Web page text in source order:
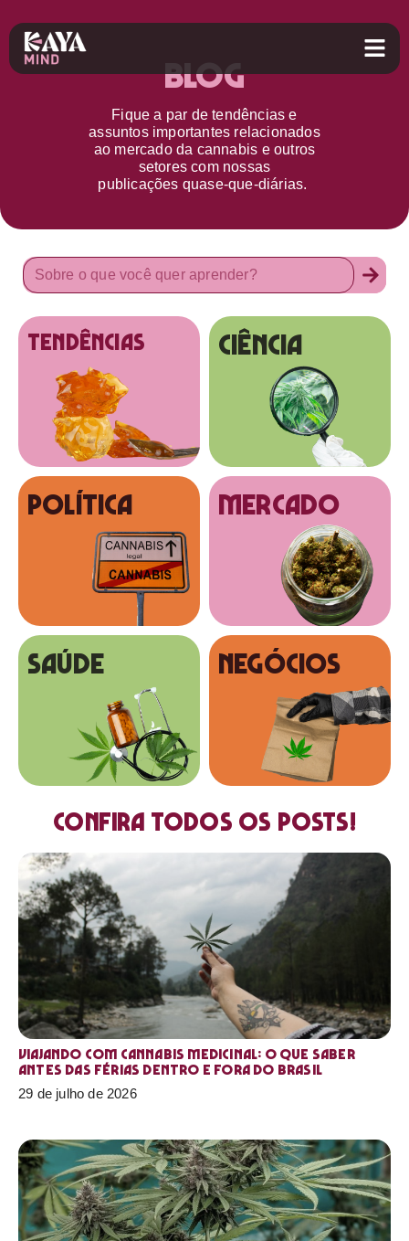
Blog
Fique a par detendências e
assuntos importantes relacionados
ao mercado da cannabis e outros
setorescom nossas
publicações quase-que-diárias.
tendências Ciência
Política MERCADO
SAÚDE NEGÓCIOS
Confira todos os posts!
Viajando com cannabis medicinal: o que saber
antes das férias dentro e fora do Brasil
29 de julho de 2026